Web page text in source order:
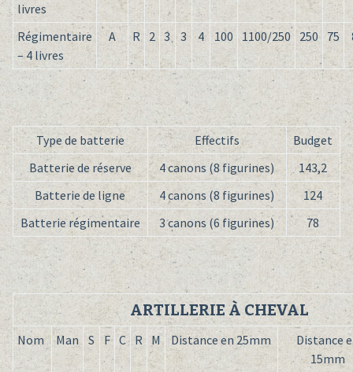
livres
Régimentaire
– 4 livres
A R 2 3 3 4 100 1100/250 250 75
Type de batterie Effectifs
Budget
Batterie de réserve
4 canons (8 figurines)
143,2
Batterie de ligne
4 canons (8 figurines)
124
Batterie régimentaire
3 canons (6 figurines) 78
ARTILLERIE À CHEVAL
Nom Man S F C R M Distance en 25mm
Distance
15mm